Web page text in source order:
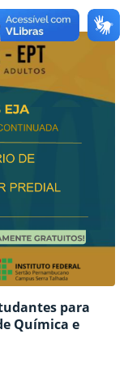
de
os
e
para
Química e